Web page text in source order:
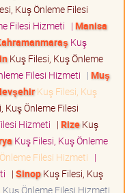
Kuş Önleme Filesi
Filesi Hizmeti | Manisa
Kuş
Kuş Filesi, Kuş Önleme
Filesi Hizmeti | Muş
Kuş Filesi, Kuş
Kuş Önleme Filesi
Hizmeti | RizeKuş
Kuş Filesi, Kuş Önleme
Filesi Hizmeti |
| SinopKuş Filesi, Kuş
Önleme Filesi Hizmeti